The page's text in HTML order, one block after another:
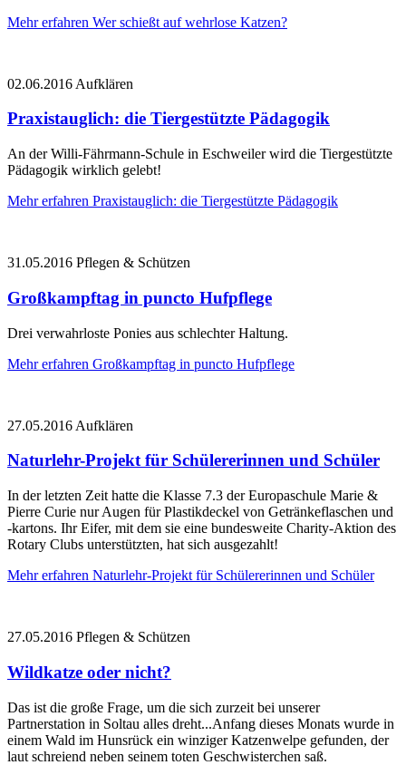
Mehr erfahren Wer schießt auf wehrlose Katzen?
02.06.2016 Aufklären
Praxistauglich: die Tiergestützte Pädagogik
An der Willi-Fährmann-Schule in Eschweiler wird die Tiergestützte
Pädagogik wirklich gelebt!
Mehr erfahren Praxistauglich: die Tiergestützte Pädagogik
31.05.2016 Pflegen & Schützen
Großkampftag in puncto Hufpflege
Drei verwahrloste Ponies aus schlechter Haltung.
Mehr erfahren Großkampftag in puncto Hufpflege
27.05.2016 Aufklären
Naturlehr-Projekt für Schülererinnen und Schüler
In der letzten Zeit hatte die Klasse 7.3 der Europaschule Marie &
Pierre Curie nur Augen für Plastikdeckel von Getränkeflaschen und
-kartons. Ihr Eifer, mit dem sie eine bundesweite Charity-Aktion des
Rotary Clubs unterstützten, hat sich ausgezahlt!
Mehr erfahren Naturlehr-Projekt für Schülererinnen und Schüler
27.05.2016 Pflegen & Schützen
Wildkatze oder nicht?
Das ist die große Frage, um die sich zurzeit bei unserer
Partnerstation in Soltau alles dreht...Anfang dieses Monats wurde in
einem Wald im Hunsrück ein winziger Katzenwelpe gefunden, der
laut schreiend neben seinem toten Geschwisterchen saß.